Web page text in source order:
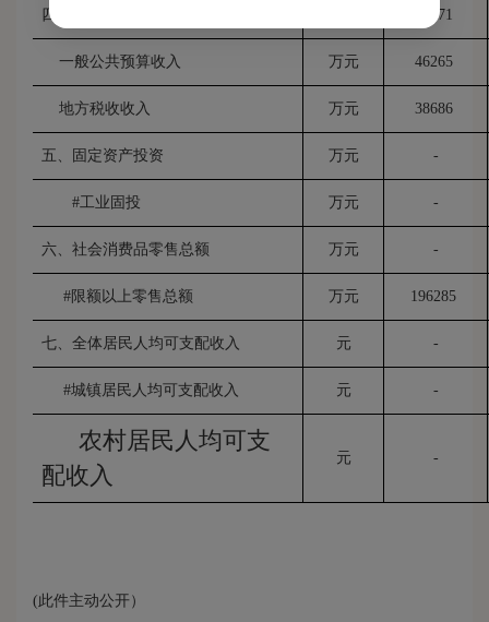
四、一般公共预算总收入 91571
一般公共预算收入 万元 46265
地方税收收入 万元 38686
五、固定资产投资 万元 -
#工业固投 万元 -
六、社会消费品零售总额 万元 -
#限额以上零售总额 万元 196285
七、全体居民人均可支配收入 元 -
#城镇居民人均可支配收入 元 -
农村居民人均可支
配收入
元 -
(此件主动公开）